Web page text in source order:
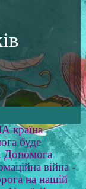
країна
буде
Допомога
війна -
на нашій